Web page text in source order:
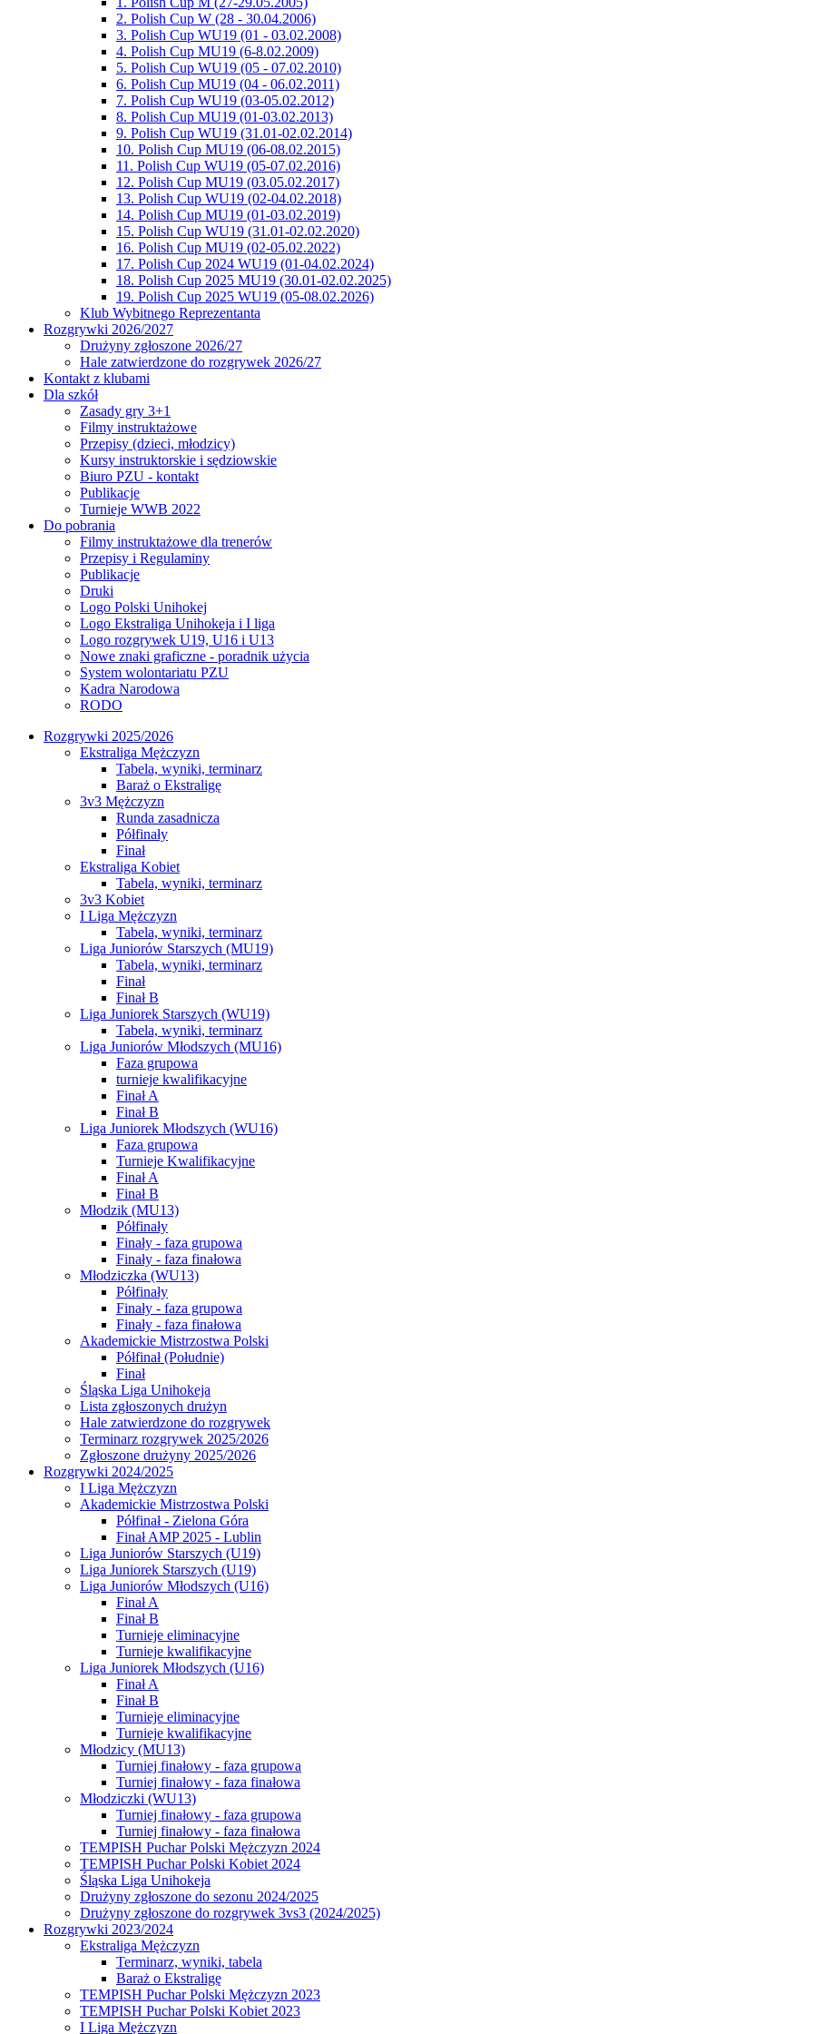
2. Polish Cup W (28 - 30.04.2006)
3. Polish Cup WU19 (01 - 03.02.2008)
4. Polish Cup MU19 (6-8.02.2009)
5. Polish Cup WU19 (05 - 07.02.2010)
6. Polish Cup MU19 (04 - 06.02.2011)
7. Polish Cup WU19 (03-05.02.2012)
8. Polish Cup MU19 (01-03.02.2013)
9. Polish Cup WU19 (31.01-02.02.2014)
10. Polish Cup MU19 (06-08.02.2015)
11. Polish Cup WU19 (05-07.02.2016)
12. Polish Cup MU19 (03.05.02.2017)
13. Polish Cup WU19 (02-04.02.2018)
14. Polish Cup MU19 (01-03.02.2019)
15. Polish Cup WU19 (31.01-02.02.2020)
16. Polish Cup MU19 (02-05.02.2022)
17. Polish Cup 2024 WU19 (01-04.02.2024)
18. Polish Cup 2025 MU19 (30.01-02.02.2025)
19. Polish Cup 2025 WU19 (05-08.02.2026)
Klub Wybitnego Reprezentanta
Rozgrywki 2026/2027
Drużyny zgłoszone 2026/27
Hale zatwierdzone do rozgrywek 2026/27
Kontakt z klubami
Dla szkół
Zasady gry 3+1
Filmy instruktażowe
Przepisy (dzieci, młodzicy)
Kursy instruktorskie i sędziowskie
Biuro PZU - kontakt
Publikacje
Turnieje WWB 2022
Do pobrania
Filmy instruktażowe dla trenerów
Przepisy i Regulaminy
Publikacje
Druki
Logo Polski Unihokej
Logo Ekstraliga Unihokeja i I liga
Logo rozgrywek U19, U16 i U13
Nowe znaki graficzne - poradnik użycia
System wolontariatu PZU
Kadra Narodowa
RODO
Rozgrywki 2025/2026
Ekstraliga Mężczyzn
Tabela, wyniki, terminarz
Baraż o Ekstraligę
3v3 Mężczyzn
Runda zasadnicza
Półfinały
Finał
Ekstraliga Kobiet
Tabela, wyniki, terminarz
3v3 Kobiet
I Liga Mężczyzn
Tabela, wyniki, terminarz
Liga Juniorów Starszych (MU19)
Tabela, wyniki, terminarz
Finał
Finał B
Liga Juniorek Starszych (WU19)
Tabela, wyniki, terminarz
Liga Juniorów Młodszych (MU16)
Faza grupowa
turnieje kwalifikacyjne
Finał A
Finał B
Liga Juniorek Młodszych (WU16)
Faza grupowa
Turnieje Kwalifikacyjne
Finał A
Finał B
Młodzik (MU13)
Półfinały
Finały - faza grupowa
Finały - faza finałowa
Młodziczka (WU13)
Półfinały
Finały - faza grupowa
Finały - faza finałowa
Akademickie Mistrzostwa Polski
Półfinał (Południe)
Finał
Śląska Liga Unihokeja
Lista zgłoszonych drużyn
Hale zatwierdzone do rozgrywek
Terminarz rozgrywek 2025/2026
Zgłoszone drużyny 2025/2026
Rozgrywki 2024/2025
I Liga Mężczyzn
Akademickie Mistrzostwa Polski
Półfinał - Zielona Góra
Finał AMP 2025 - Lublin
Liga Juniorów Starszych (U19)
Liga Juniorek Starszych (U19)
Liga Juniorów Młodszych (U16)
Finał A
Finał B
Turnieje eliminacyjne
Turnieje kwalifikacyjne
Liga Juniorek Młodszych (U16)
Finał A
Finał B
Turnieje eliminacyjne
Turnieje kwalifikacyjne
Młodzicy (MU13)
Turniej finałowy - faza grupowa
Turniej finałowy - faza finałowa
Młodziczki (WU13)
Turniej finałowy - faza grupowa
Turniej finałowy - faza finałowa
TEMPISH Puchar Polski Mężczyzn 2024
TEMPISH Puchar Polski Kobiet 2024
Śląska Liga Unihokeja
Drużyny zgłoszone do sezonu 2024/2025
Drużyny zgłoszone do rozgrywek 3vs3 (2024/2025)
Rozgrywki 2023/2024
Ekstraliga Mężczyzn
Terminarz, wyniki, tabela
Baraż o Ekstraligę
TEMPISH Puchar Polski Mężczyzn 2023
TEMPISH Puchar Polski Kobiet 2023
I Liga Mężczyzn